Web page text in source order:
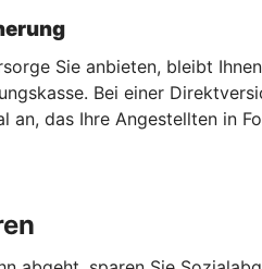
Sie anbieten, bleibt
Bei einer
an, das Ihre Angestellten in